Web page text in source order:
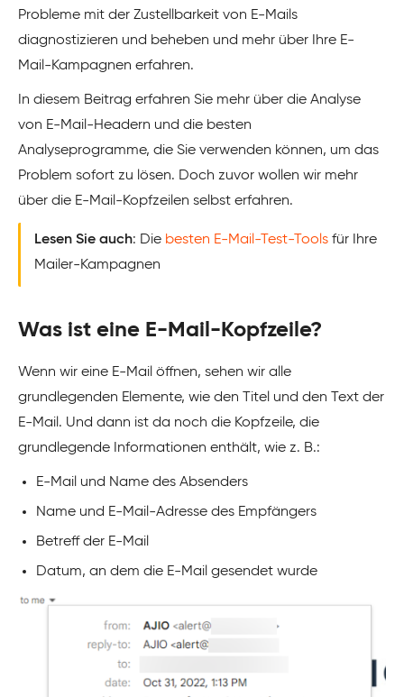
Probleme mit der Zustellbarkeit von E-Mails
diagnostizieren und beheben und mehr über Ihre E-
Mail-Kampagnen erfahren.
In diesem Beitrag erfahren Sie mehr über die Analyse
von E-Mail-Headern und die besten
Analyseprogramme, die Sie verwenden können, um das
Problem sofort zu lösen. Doch zuvor wollen wir mehr
über die E-Mail-Kopfzeilen selbst erfahren.
Lesen Sie auch: Die besten E-Mail-Test-Tools für Ihre
Mailer-Kampagnen
Was ist eine E-Mail-Kopfzeile?
Wenn wir eine E-Mail öffnen, sehen wir alle
grundlegenden Elemente, wie den Titel und den Text der
E-Mail. Und dann ist da noch die Kopfzeile, die
grundlegende Informationen enthält, wie z. B.:
E-Mail und Name des Absenders
Name und E-Mail-Adresse des Empfängers
Betreff der E-Mail
Datum, an dem die E-Mail gesendet wurde